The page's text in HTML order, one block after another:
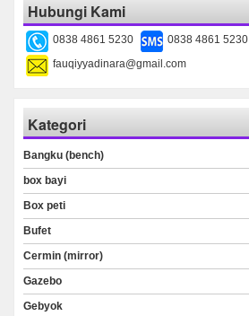
Hubungi Kami
0838 4861 5230 0838 4861 5230
fauqiyyadinara@gmail.com
Kategori
Bangku (bench)
box bayi
Box peti
Bufet
Cermin (mirror)
Gazebo
Gebyok